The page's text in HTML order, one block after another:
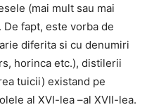
(mai mult sau mai
fapt, este vorba de
diferita si cu denumiri
horinca etc.), distilerii
tuicii) existand pe
al XVI-lea –al XVII-lea.